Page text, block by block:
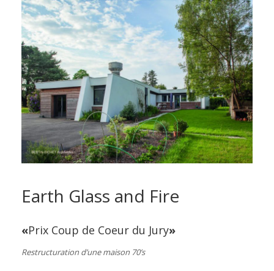
Earth Glass and Fire
«Prix Coup de Coeur du Jury»
Restructuration d’une maison 70’s